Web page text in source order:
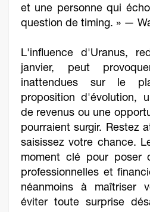
et une personne qui
question de timing. » —
L'influence d'Uranus,
janvier, peut
inattendues sur le
proposition d'évolution,
de revenus ou une
pourraient surgir. Restez
saisissez votre chance.
moment clé pour poser
professionnelles et
néanmoins à maîtriser
éviter toute surprise